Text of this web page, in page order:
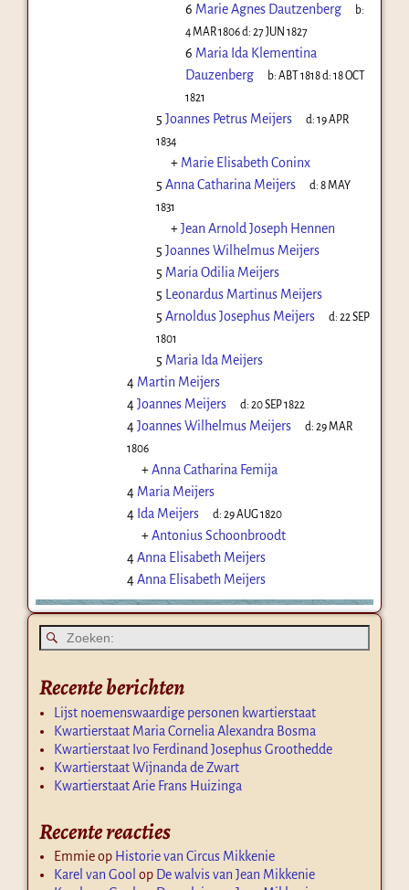
6 Marie Agnes Dautzenberg
b:
4 MAR 1806d: 27 JUN 1827
6 Maria Ida Klementina
Dauzenberg
b:ABT 1818d:18 OCT
1821
5 Joannes Petrus Meijers d:19 APR
1834
+ Marie Elisabeth Coninx
5 Anna Catharina Meijers d:8 MAY
1831
+Jean Arnold Joseph Hennen
5 Joannes Wilhelmus Meijers
5 Maria Odilia Meijers
5 Leonardus Martinus Meijers
5 Arnoldus Josephus Meijers d:22 SEP
1801
5 Maria Ida Meijers
4 Martin Meijers
4Joannes Meijers d:20 SEP 1822
4Joannes Wilhelmus Meijers d:29 MAR
1806
+Anna Catharina Femija
4 Maria Meijers
4 Ida Meijers d:29 AUG 1820
+Antonius Schoonbroodt
4Anna Elisabeth Meijers
4Anna Elisabeth Meijers
Recente berichten
Lijst noemenswaardige personen kwartierstaat
Kwartierstaat Maria Cornelia Alexandra Bosma
Kwartierstaat Ivo Ferdinand Josephus Groothedde
Kwartierstaat Wijnanda de Zwart
Kwartierstaat Arie Frans Huizinga
Recente reacties
Emmieop Historie van Circus Mikkenie
Karel van Gool op De walvis van Jean Mikkenie